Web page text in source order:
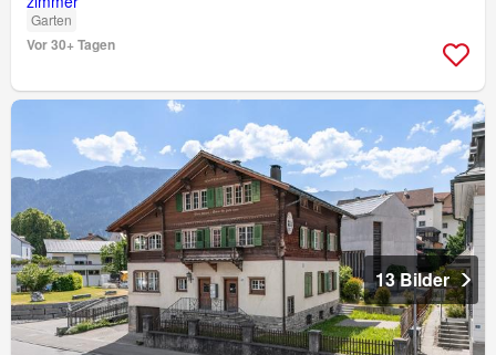
Garten
Vor 30+ Tagen
13 Bilder